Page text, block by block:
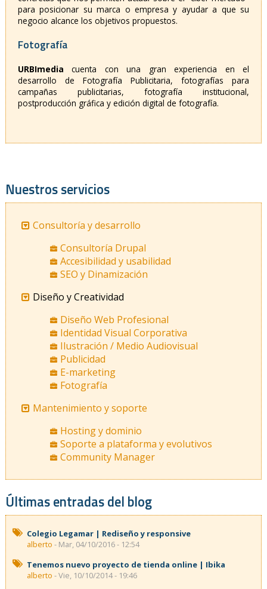
para posicionar su marca o empresa y ayudar a que su
negocio alcance los objetivos propuestos.
Fotografía
URBImedia cuenta con una gran experiencia en el
desarrollo de Fotografía Publicitaria, fotografías para
campañas publicitarias, fotografía institucional,
postproducción gráfica y edición digital de fotografía.
Nuestros servicios
Consultoría y desarrollo
Consultoría Drupal
Accesibilidad y usabilidad
SEO y Dinamización
Diseño y Creatividad
Diseño Web Profesional
Identidad Visual Corporativa
Ilustración / Medio Audiovisual
Publicidad
E-marketing
Fotografía
Mantenimiento y soporte
Hosting y dominio
Soporte a plataforma y evolutivos
Community Manager
Últimas entradas del blog
Colegio Legamar | Rediseño y responsive
alberto - Mar, 04/10/2016 - 12:54
Tenemos nuevo proyecto de tienda online | Ibika
alberto - Vie, 10/10/2014 - 19:46